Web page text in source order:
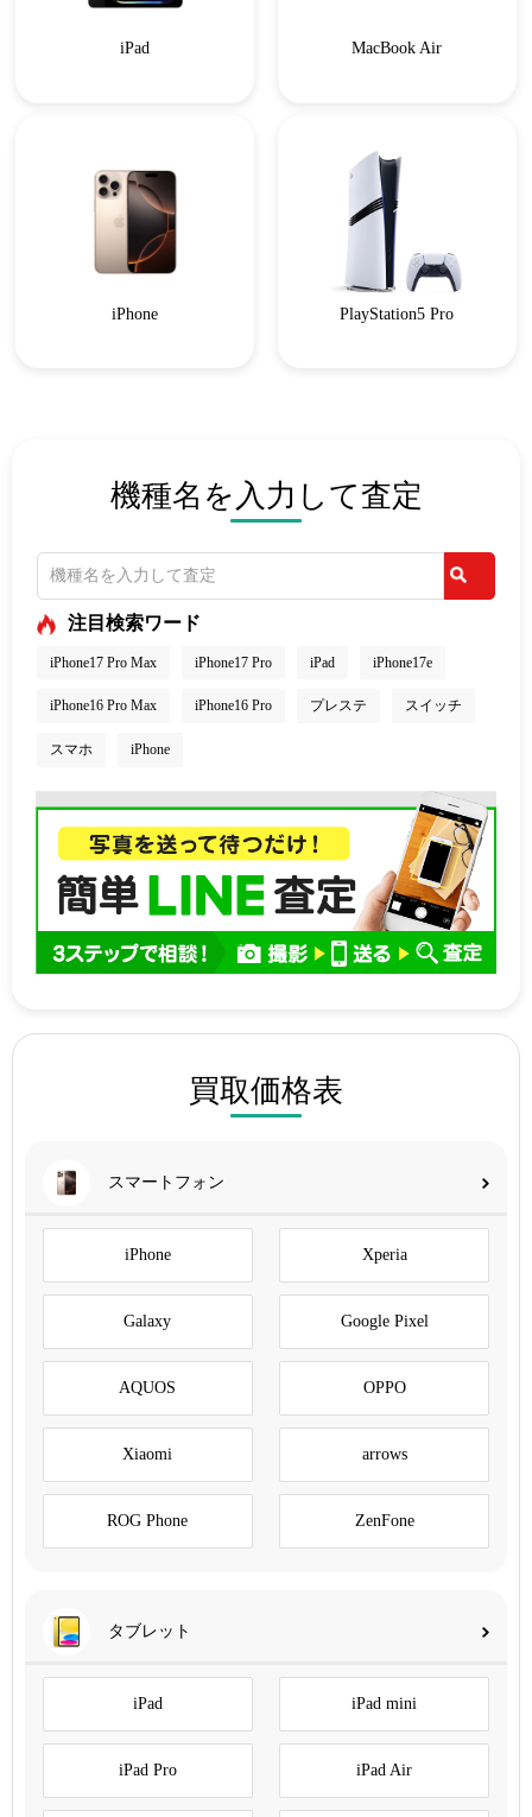
iPad MacBook Air
iPhone PlayStation5 Pro
機種名を入力して査定
注目検索ワード
iPhone17 Pro Max iPhone17 Pro iPad iPhone17e
iPhone16 Pro Max iPhone16 Pro プレステ スイッチ
スマホ iPhone
買取価格表
スマートフォン
iPhone Xperia
Galaxy Google Pixel
AQUOS OPPO
Xiaomi arrows
ROG Phone ZenFone
タブレット
iPad iPad mini
iPad Pro iPad Air